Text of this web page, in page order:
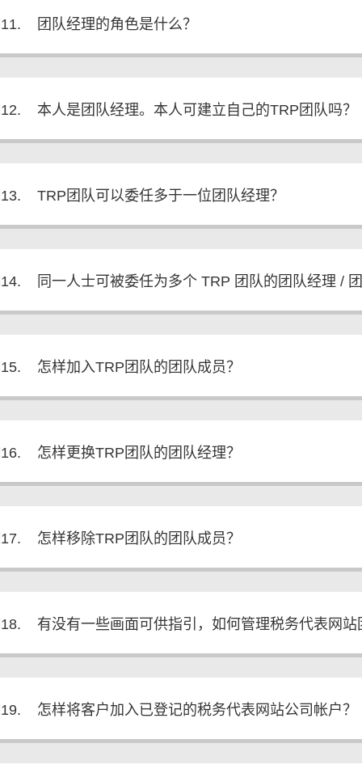
团队经理的角色是什么？
本人是团队经理。本人可建立自己的TRP团队吗？
TRP团队可以委任多于一位团队经理？
同一人士可被委任为多个 TRP 团队的团队经理 /
怎样加入TRP团队的团队成员？
怎样更换TRP团队的团队经理？
怎样移除TRP团队的团队成员？
有没有一些画面可供指引，如何管理税务代表网站
怎样将客户加入已登记的税务代表网站公司帐户？